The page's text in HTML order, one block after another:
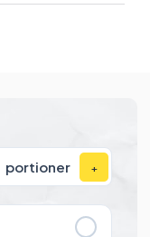
portioner +